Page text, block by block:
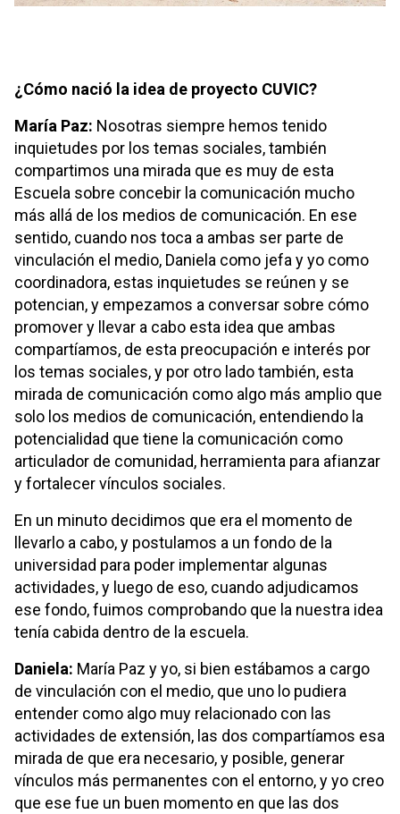
¿Cómo nació la idea de proyecto CUVIC?
María Paz: Nosotras siempre hemos tenido
inquietudes por los temas sociales, también
compartimos una mirada que es muy de esta
Escuela sobre concebir la comunicación mucho
más allá de los medios de comunicación. En ese
sentido, cuando nos toca a ambas ser parte de
vinculación el medio, Daniela como jefa y yo como
coordinadora, estas inquietudes se reúnen y se
potencian, y empezamos a conversar sobre cómo
promover y llevar a cabo esta idea que ambas
compartíamos, de esta preocupación e interés por
los temas sociales, y por otro lado también, esta
mirada de comunicación como algo más amplio que
solo los medios de comunicación, entendiendo la
potencialidad que tiene la comunicación como
articulador de comunidad, herramienta para afianzar
y fortalecer vínculos sociales.
En un minuto decidimos que era el momento de
llevarlo a cabo, y postulamos a un fondo de la
universidad para poder implementar algunas
actividades, y luego de eso, cuando adjudicamos
ese fondo, fuimos comprobando que la nuestra idea
tenía cabida dentro de la escuela.
Daniela: María Paz y yo, si bien estábamos a cargo
de vinculación con el medio, que uno lo pudiera
entender como algo muy relacionado con las
actividades de extensión, las dos compartíamos esa
mirada de que era necesario, y posible, generar
vínculos más permanentes con el entorno, y yo creo
que ese fue un buen momento en que las dos